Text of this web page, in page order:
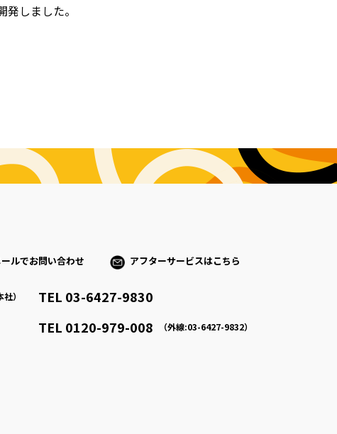
しました。
ールでお問い合わせ アフターサービスはこちら
） TEL 03-6427-9830
TEL 0120-979-008 （外線:03-6427-9832）